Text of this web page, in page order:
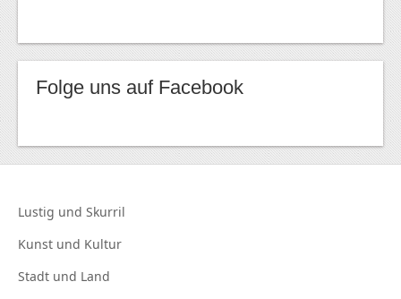
Folge uns auf Facebook
Lustig und Skurril
Kunst und Kultur
Stadt und Land